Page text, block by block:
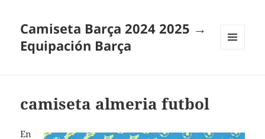
Camiseta Barça 2024 2025 →
Equipación Barça
camiseta almeria futbol
En